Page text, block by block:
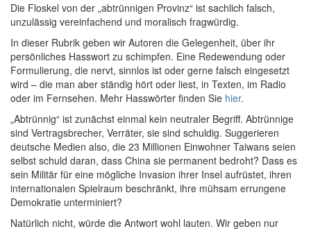
Die Floskel von der „abtrünnigen Provinz“ ist sachlich falsch,
unzulässig vereinfachend und moralisch fragwürdig.
In dieser Rubrik geben wir Autoren die Gelegenheit, über ihr
persönliches Hasswort zu schimpfen. Eine Redewendung oder
Formulierung, die nervt, sinnlos ist oder gerne falsch eingesetzt
wird – die man aber ständig hört oder liest, in Texten, im Radio
oder im Fernsehen. Mehr Hasswörter finden Sie hier.
„Abtrünnig“ ist zunächst einmal kein neutraler Begriff. Abtrünnige
sind Vertragsbrecher, Verräter, sie sind schuldig. Suggerieren
deutsche Medien also, die 23 Millionen Einwohner Taiwans seien
selbst schuld daran, dass China sie permanent bedroht? Dass es
sein Militär für eine mögliche Invasion ihrer Insel aufrüstet, ihren
internationalen Spielraum beschränkt, ihre mühsam errungene
Demokratie unterminiert?
Natürlich nicht, würde die Antwort wohl lauten. Wir geben nur